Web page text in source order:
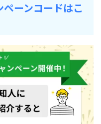
ーンコードはこ